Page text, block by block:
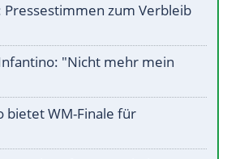
Pressestimmen zum Verbleib
"Nicht mehr mein
bietet WM-Finale für